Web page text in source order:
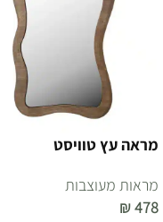
מראה עץ טוויסט
מראות מעוצבות
₪478